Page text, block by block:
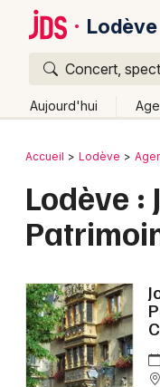
Lodève
Concert,
Aujourd'hui
Publier un
Activité &
Manifestations
Bordeaux
Colmar
Lyon
Marseille
Mulhouse
Retour
Accueil Lodève
Lodève :
Quoi ?
Où ?
Languedoc-
Changer de lieu
Aujourd'hui
Demain